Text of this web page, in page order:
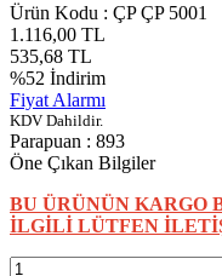
Ürün Kodu : ÇP ÇP 5001
1.116,00 TL
535,68 TL
%52 İndirim
Fiyat Alarmı
KDV Dahildir.
Parapuan : 893
Öne Çıkan Bilgiler
BU ÜRÜNÜN KARGO
İLGİLİ LÜTFEN